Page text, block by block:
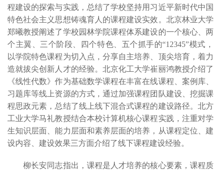
程建设的探索与实践，总结了学校坚持用习近平新时代中国
特色社会主义思想铸魂育人的课程建设实效。北京林业大学
郑曦教授阐述了学校园林学院课程体系建设的一个核心、两
个主翼、三个阶段、四个特色、五个抓手的“12345”模式，
以学院特色课程为切入点，分享自主培养、顶尖培育，着力
造就拔尖创新人才的经验。北京化工大学崔丽鸿教授介绍了
《线性代数》作为基础数学课程在丰富在线课程、案例库、
习题库等线上资源的方式，通过加强课程团队建设、挖掘课
程思政元素，总结了线上线下混合式课程的建设路径。北方
工业大学马礼教授结合本校计算机核心课程实践，注重对学
生知识层面、能力层面和素养层面的培养，从课程定位、建
设内容、建设效果三方面介绍了线下课程建设经验。
柳长安同志指出，课程是人才培养的核心要素，课程质